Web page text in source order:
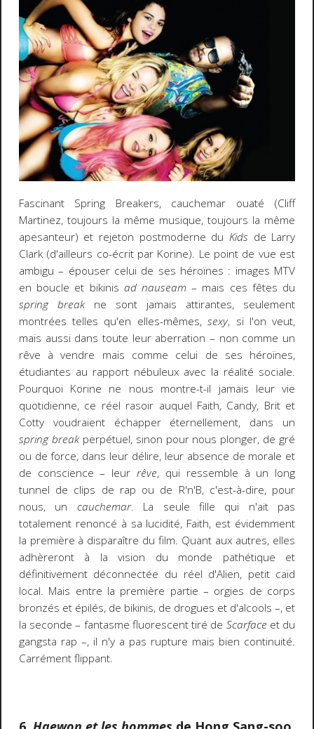
Fascinant Spring Breakers, cauchemar ouaté (Cliff
Martinez, toujours la même musique, toujours la même
apesanteur) et rejeton postmoderne du Kids de Larry
Clark (d'ailleurs co-écrit par Korine). Le point de vue est
ambigu – épouser celui de ses héroïnes : images MTV
en boucle et bikinis ad nauseam – mais ces fêtes du
spring breakne sont jamais attirantes, seulement
montrées telles qu'en elles-mêmes,sexy, si l'on veut,
mais aussi dans toute leur aberration – non comme un
rêve à vendre mais comme celui de ses héroïnes,
étudiantes au rapport nébuleux avec la réalité sociale.
Pourquoi Korine ne nous montre-t-il jamais leur vie
quotidienne, ce réel rasoir auquel Faith, Candy, Brit et
Cotty voudraient échapper éternellement, dans un
spring breakperpétuel, sinon pour nous plonger, de gré
ou de force, dans leur délire, leur absence de morale et
de conscience – leurrêve, qui ressemble à un long
tunnel de clips de rap ou de R'n'B, c'est-à-dire, pour
nous, un cauchemar. La seule fille qui n'ait pas
totalement renoncé à sa lucidité, Faith, est évidemment
la première à disparaître du film. Quant aux autres, elles
adhèreront à la vision du monde pathétique et
définitivement déconnectée du réel d'Alien, petit caïd
local. Mais entre la première partie – orgies de corps
bronzés et épilés, de bikinis, de drogues et d'alcools –, et
la seconde – fantasme fluorescent tiré de Scarface et du
gangsta rap –, il n'y a pas rupture mais bien continuité.
Carrément flippant.